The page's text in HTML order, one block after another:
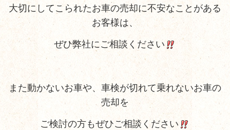
大切にしてこられたお車の売却に不安なことがある
お客様は、
ぜひ弊社にご相談ください
また動かないお車や、車検が切れて乗れないお車の
売却を
ご検討の方もぜひご相談ください